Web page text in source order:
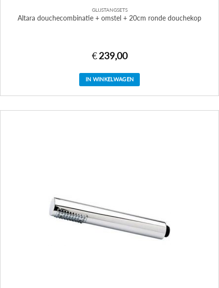
GLIJSTANGSETS
Altara douchecombinatie + omstel + 20cm ronde douchekop
€ 239,00
IN WINKELWAGEN